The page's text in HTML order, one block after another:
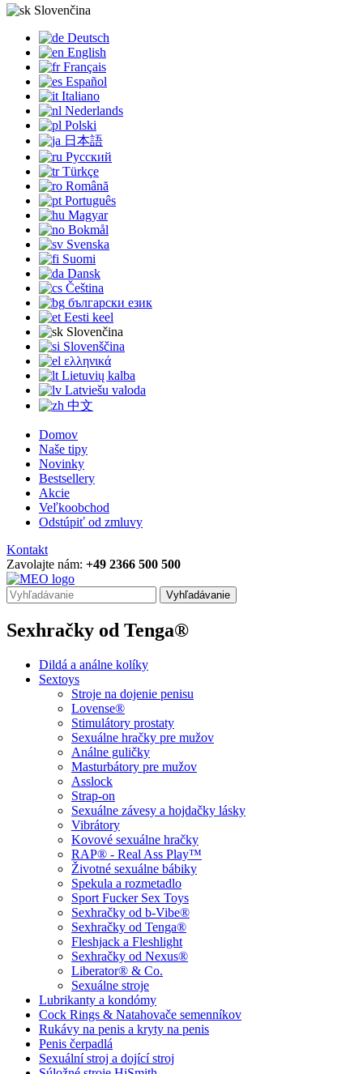
Slovenčina
Deutsch
English
Français
Español
Italiano
Nederlands
Polski
日本語
Русский
Türkçe
Română
Português
Magyar
Bokmål
Svenska
Suomi
Dansk
Čeština
български език
Eesti keel
Slovenčina
Slovenščina
ελληνικά
Lietuvių kalba
Latviešu valoda
中文
Domov
Naše tipy
Novinky
Bestsellery
Akcie
Veľkoobchod
Odstúpiť od zmluvy
Kontakt
Zavolajte nám: +49 2366 500 500
Vyhľadávanie
Sexhračky od Tenga®
Dildá a análne kolíky
Sextoys
Stroje na dojenie penisu
Lovense®
Stimulátory prostaty
Sexuálne hračky pre mužov
Análne guličky
Masturbátory pre mužov
Asslock
Strap-on
Sexuálne závesy a hojdačky lásky
Vibrátory
Kovové sexuálne hračky
RAP® - Real Ass Play™
Životné sexuálne bábiky
Spekula a rozmetadlo
Sport Fucker Sex Toys
Sexhračky od b-Vibe®
Sexhračky od Tenga®
Fleshjack a Fleshlight
Sexhračky od Nexus®
Liberator® & Co.
Sexuálne stroje
Lubrikanty a kondómy
Cock Rings & Natahovače semenníkov
Rukávy na penis a kryty na penis
Penis čerpadlá
Sexuální stroj a dojící stroj